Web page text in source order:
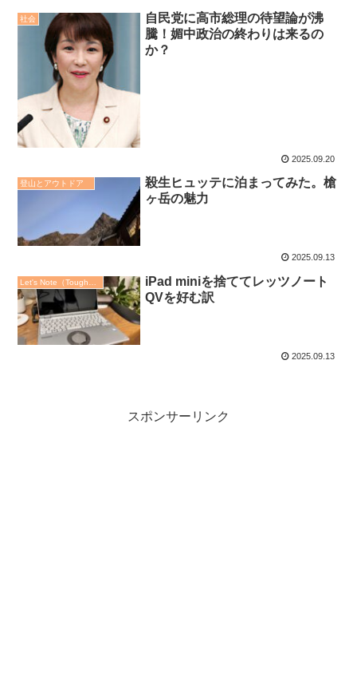
社会
自民党に高市総理の待望論が沸
騰！媚中政治の終わりは来るの
か？
2025.09.20
登山とアウトドア
殺生ヒュッテに泊まってみた。槍
ヶ岳の魅力
2025.09.13
iPad miniを捨ててレッツノート
QVを好む訳
2025.09.13
スポンサーリンク